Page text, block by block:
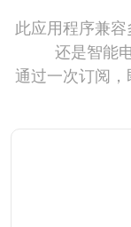
此应用程序兼
还是智能
通过一次订阅